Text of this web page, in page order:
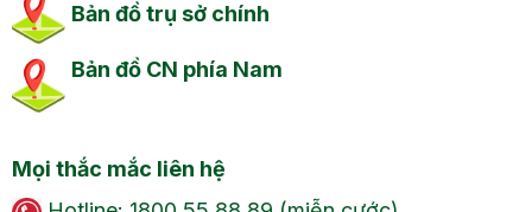
Bản đồ trụ sở chính
Bản đồ CN phía Nam
Mọi thắc mắc liên hệ